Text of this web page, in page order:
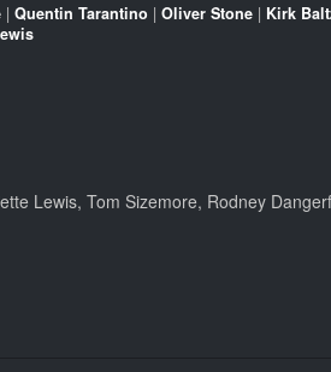
| Quentin Tarantino | Oliver Stone | Kirk
Lewis, Tom Sizemore, Rodney